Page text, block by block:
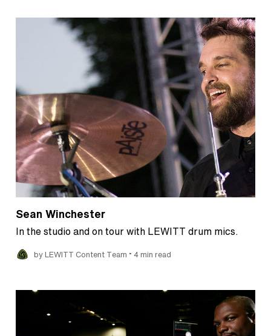
Sean Winchester
In the studio and on tour with LEWITT drum mics.
by LEWITT Content Team • 4 min read